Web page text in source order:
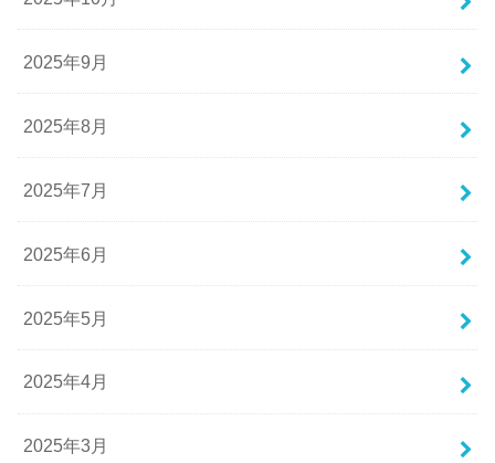
2025年9月
2025年8月
2025年7月
2025年6月
2025年5月
2025年4月
2025年3月